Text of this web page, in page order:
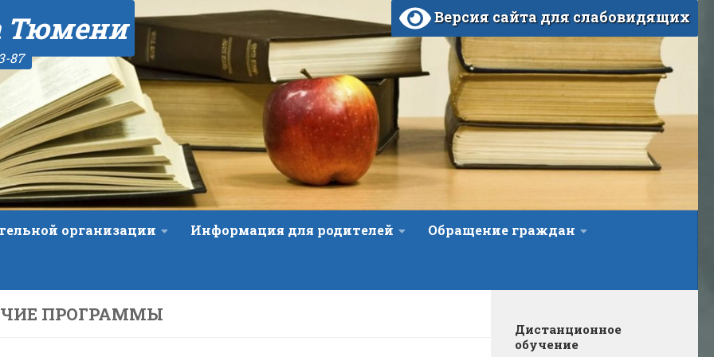
Тюмени
87
Версия сайта для слабовидящих
организации Информация для родителей Обращение граждан
ПРОГРАММЫ
Дистанционное
обучение